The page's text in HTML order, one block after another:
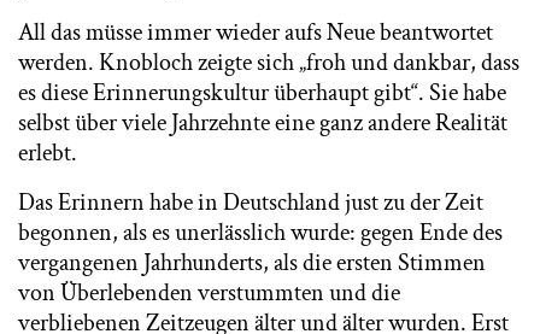
All das müsse immer wieder aufs Neue beantwortet
werden. Knobloch zeigte sich „froh und dankbar, dass
es diese Erinnerungskultur überhaupt gibt“. Sie habe
selbst über viele Jahrzehnte eine ganz andere Realität
erlebt.
Das Erinnern habe in Deutschland just zu der Zeit
begonnen, als es unerlässlich wurde: gegen Ende des
vergangenen Jahrhunderts, als die ersten Stimmen
von Überlebenden verstummten und die
verbliebenen Zeitzeugen älter und älter wurden. Erst